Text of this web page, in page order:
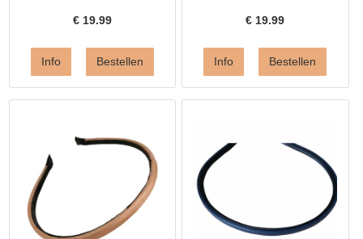
€ 19.99 € 19.99